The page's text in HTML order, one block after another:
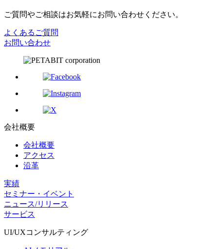
ご質問やご相談はお気軽にお問い合わせください。
よくあるご質問
お問い合わせ
会社概要
会社概要
アクセス
沿革
実績
セミナー・イベント
ニュース/リリース
サービス
UI/UXコンサルティング